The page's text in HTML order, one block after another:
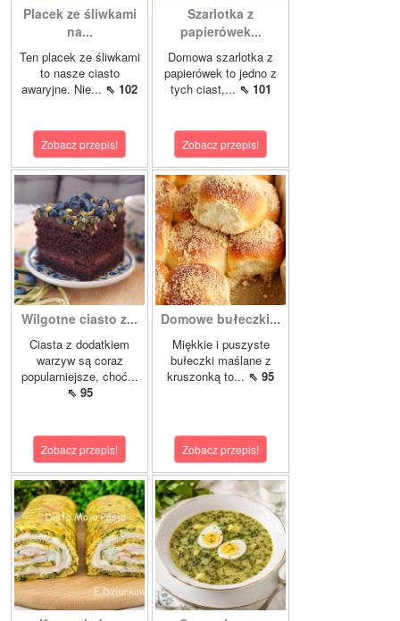
Placek ze śliwkami
na...
Ten placek ze śliwkami
to nasze ciasto
awaryjne. Nie... ⇖ 102
Zobacz przepis!
Szarlotka z
papierówek...
Domowa szarlotka z
papierówek to jedno z
tych ciast,... ⇖ 101
Zobacz przepis!
Wilgotne ciasto z...
Ciasta z dodatkiem
warzyw są coraz
popularniejsze, choć...
⇖ 95
Zobacz przepis!
Domowe bułeczki...
Miękkie i puszyste
bułeczki maślane z
kruszonką to... ⇖ 95
Zobacz przepis!